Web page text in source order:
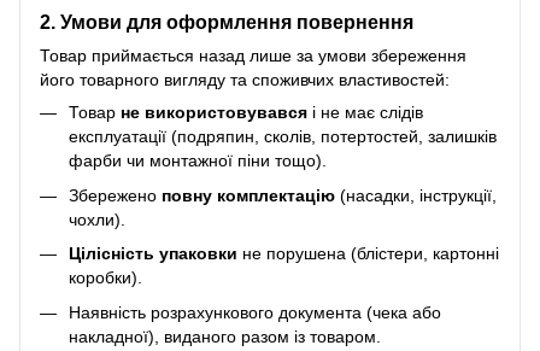
2. Умови для оформлення повернення
Товар приймається назад лише за умови збереження
його товарного вигляду та споживчих властивостей:
Товар не використовувався і не має слідів
експлуатації (подряпин, сколів, потертостей, залишків
фарби чи монтажної піни тощо).
Збережено повну комплектацію (насадки, інструкції,
чохли).
Цілісність упаковки не порушена (блістери, картонні
коробки).
Наявність розрахункового документа (чека або
накладної), виданого разом із товаром.